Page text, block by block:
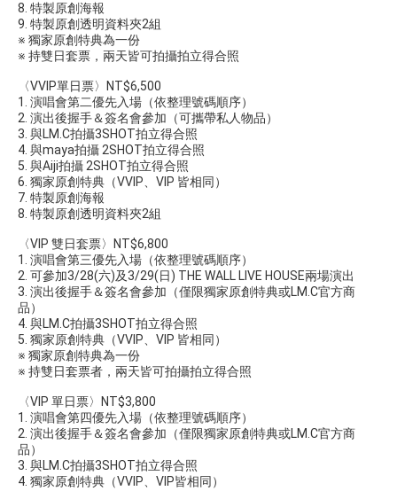
8. 特製原創海報
9. 特製原創透明資料夾2組
※ 獨家原創特典為一份
※ 持雙日套票，兩天皆可拍攝拍立得合照
〈VVIP單日票〉NT$6,500
1. 演唱會第二優先入場（依整理號碼順序）
2. 演出後握手＆簽名會參加（可攜帶私人物品）
3. 與LM.C拍攝3SHOT拍立得合照
4. 與maya拍攝 2SHOT拍立得合照
5. 與Aiji拍攝 2SHOT拍立得合照
6. 獨家原創特典（VVIP、VIP 皆相同）
7. 特製原創海報
8. 特製原創透明資料夾2組
〈VIP 雙日套票〉NT$6,800
1. 演唱會第三優先入場（依整理號碼順序）
2. 可參加3/28(六)及3/29(日) THE WALL LIVE HOUSE兩場演出
3. 演出後握手＆簽名會參加（僅限獨家原創特典或LM.C官方商
品）
4. 與LM.C拍攝3SHOT拍立得合照
5. 獨家原創特典（VVIP、VIP 皆相同）
※ 獨家原創特典為一份
※ 持雙日套票者，兩天皆可拍攝拍立得合照
〈VIP 單日票〉NT$3,800
1. 演唱會第四優先入場（依整理號碼順序）
2. 演出後握手＆簽名會參加（僅限獨家原創特典或LM.C官方商
品）
3. 與LM.C拍攝3SHOT拍立得合照
4. 獨家原創特典（VVIP、VIP皆相同）